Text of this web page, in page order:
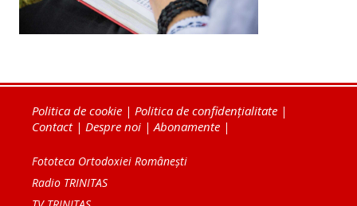
Politica de cookie | Politica de confidențialitate |
Contact| Despre noi |Abonamente |
Fototeca Ortodoxiei Românești
Radio TRINITAS